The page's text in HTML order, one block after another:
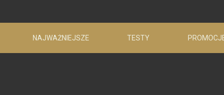
NAJWAŻNIEJSZE TESTY